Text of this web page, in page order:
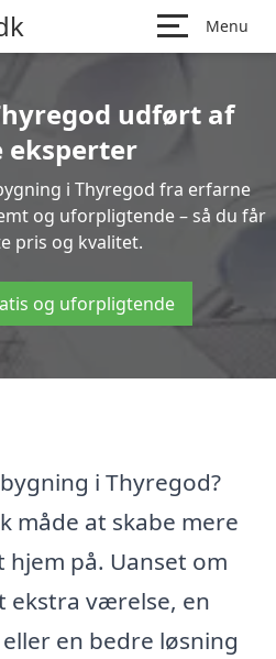
Menu
udført af
eksperter
i Thyregod fra erfarne
og uforpligtende – så du får
pris og kvalitet.
og uforpligtende
i Thyregod?
måde at skabe mere
på. Uanset om
ekstra værelse, en
en bedre løsning